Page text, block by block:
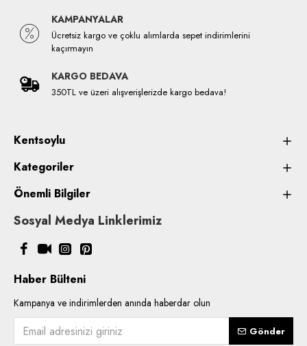
KAMPANYALAR
Ücretsiz kargo ve çoklu alımlarda sepet indirimlerini
kaçırmayın
KARGO BEDAVA
350TL ve üzeri alışverişlerizde kargo bedava!
Kentsoylu
Kategoriler
Önemli Bilgiler
Sosyal Medya Linklerimiz
Haber Bülteni
Kampanya ve indirimlerden anında haberdar olun
Gönder